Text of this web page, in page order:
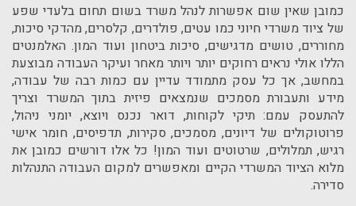
כמובן שאין שום אפשרות לנהל משרד בשום תחום בלעדי שפע
של ציוד משרדי חיוני כמו עטים, פולדרים, קלסרים, מהדקי סיכות,
מחוררים, טושים מדגישים, סיכות ביטחון ועוד המון. האלמנטים
הללו אולי נראים רחוקים יותר ויותר מאחר ועיקר העבודה מבוצעת
במחשב, אך כל עסק מתמודד עדיין עם כמות רבה של עבודה,
מידע ותעבורת מסמכים שנמצאים פיזית בתוך המשרד וצריך
להתעסק עמם: תיקי לקוחות, דואר נכנס ויוצא, יומני ניהול,
פרוטוקולים של דיונים, מסמכים, סקירות, תדפיסים, חומר אישי
רגיש, תמלולים, שרטוטים ועוד המון! כל אלו דורשים כמובן את
מלוא הציוד המשרדי הקיים ומאפשרים למקום העבודה התנהלות
סדירה.